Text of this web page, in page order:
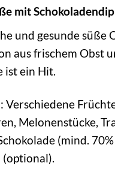
mit Schokoladendip
und gesunde süße
aus frischem Obst
ist ein Hit.
: Verschiedene
Melonenstücke,
(mind.